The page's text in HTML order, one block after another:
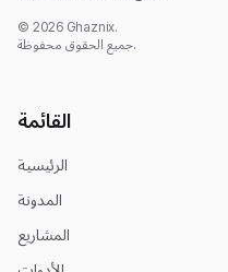
© 2026 Ghaznix.
جميع الحقوق محفوظة.
القائمة
الرئيسية
المدونة
المشاريع